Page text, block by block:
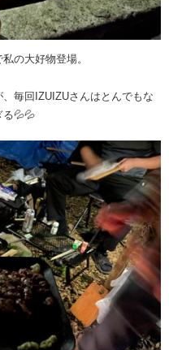
の大好物登場。
毎回IZUIZUさんはとんでもな
る💦💦